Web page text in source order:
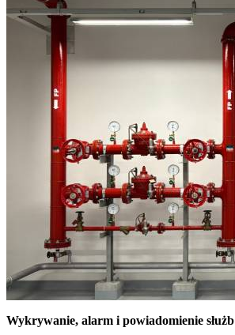
Wykrywanie, alarm i powiadomienie służb